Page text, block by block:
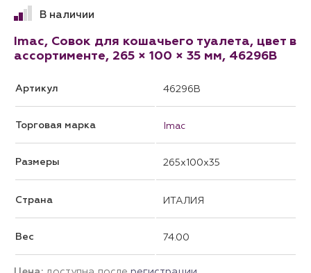
В наличии
Imac, Совок для кошачьего туалета, цвет в
ассортименте, 265 × 100 × 35 мм, 46296B
Артикул 46296B
Торговая марка Imac
Размеры 265x100x35
Страна ИТАЛИЯ
Вес 74.00